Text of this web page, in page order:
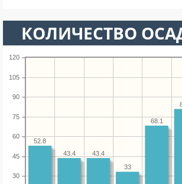
КОЛИЧЕСТВО
30
45
60
75
90
105
120
68.1
33
43.4
43.4
52.8